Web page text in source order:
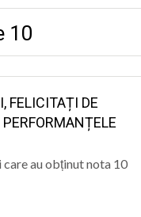
10
FELICITAȚI DE
care au obținut nota 10